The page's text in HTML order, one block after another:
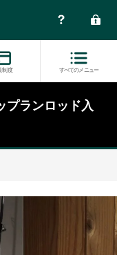
制度 すべてのメニュー
プランロッド入